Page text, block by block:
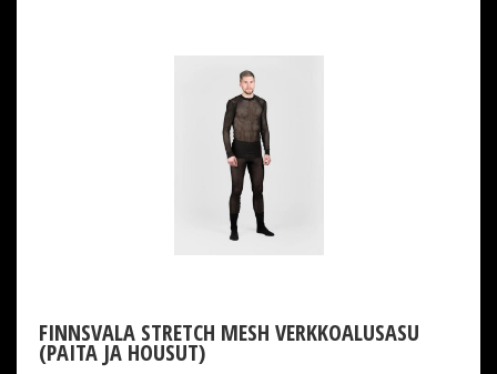
FINNSVALA STRETCH MESH VERKKOALUSASU
(PAITA JA HOUSUT)